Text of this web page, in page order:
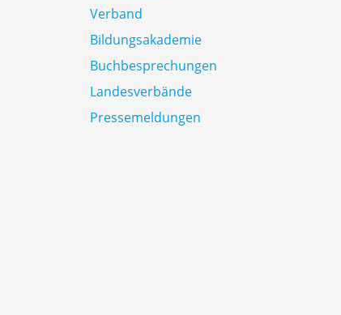
Verband
Bildungsakademie
Buchbesprechungen
Landesverbände
Pressemeldungen